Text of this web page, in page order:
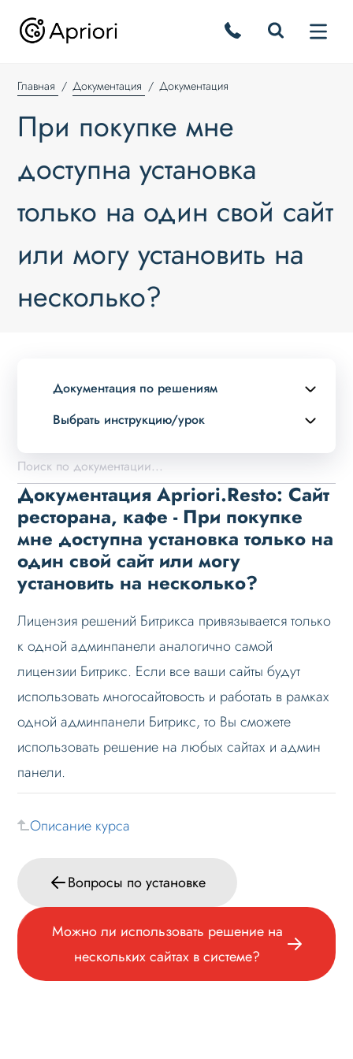
Главная Документация Документация
При покупке мне
доступна установка
только на один свой сайт
или могу установить на
несколько?
Документация по решениям
Выбрать инструкцию/урок
Описание курса
Возможности
Примеры страниц
Установка и обновление
Быстрый старт
Перед установкой
Установка в демо-лаборатории Битрикс
Установка решения
Основные шаги
Настройка на хостинге
Установка при многосайтовости
Вопросы по установке
только на один свой сайт или могу
Можно ли использовать решение на
нескольких сайтах в системе?
Лицензионное соглашение
Данные
Документация Apriori.Resto: Сайт
ресторана, кафе - При покупке
мне доступна установка только на
один свой сайт или могу
установить на несколько?
Лицензия решений Битрикса привязывается только
к одной админпанели аналогично самой
лицензии Битрикс. Если все ваши сайты будут
использовать многосайтовость и работать в рамках
одной админпанели Битрикс, то Вы сможете
использовать решение на любых сайтах и админ
панели.
Описание курса
Вопросы по установке
Можно ли использовать решение на
нескольких сайтах в системе?